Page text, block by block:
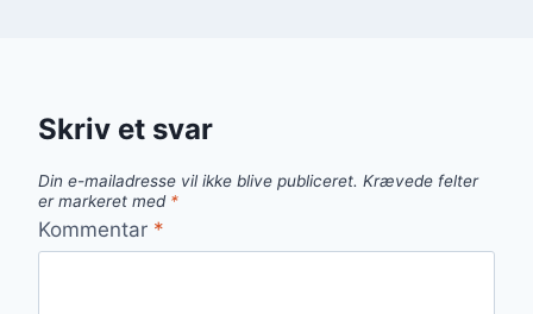
Skriv et svar
Din e-mailadresse vil ikke blive publiceret. Krævede felter
er markeret med *
Kommentar *